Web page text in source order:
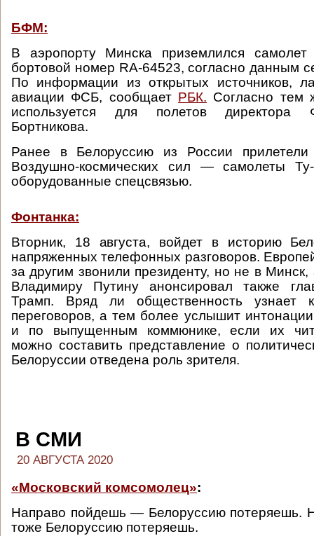
БФМ:
В аэропорту Минска приземлился
бортовой номер RA-64523, согласно данным
По информации из открытых источников,
авиации ФСБ, сообщает РБК. Согласно тем
используется для полетов директора
Бортникова.
Ранее в Белоруссию из России
Воздушно-космических сил — самолеты
оборудованные спецсвязью.
Фонтанка:
Вторник, 18 августа, войдет в историю
напряженных телефонных разговоров.
за другим звонили президенту, но не в Минск,
Владимиру Путину анонсировал также
Трамп. Вряд ли общественность узнает
переговоров, а тем более услышит
и по выпущенным коммюнике, если их
можно составить представление о
Белоруссии отведена роль зрителя.
В СМИ
20 АВГУСТА 2020
«Московский комсомолец»:
Направо пойдешь — Белоруссию потеряешь.
тоже Белоруссию потеряешь.